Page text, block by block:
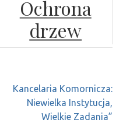
czym należy
pamiętać?
Ochrona
drzew
owocowych
insektami i
chorobami
Kancelaria Komornicza:
Niewielka Instytucja,
Wielkie Zadania”